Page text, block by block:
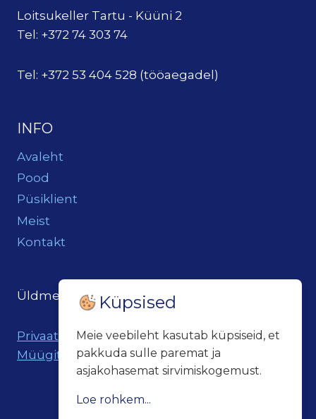
Loitsukeller Tartu - Küüni 2
Tel: +372 74 303 74
Tel: +372 53 404 528 (tööaegadel)
INFO
Avaleht
Pood
Püsiklient
Meist
Kontakt
Üldmeil: loits@loitsukeller.ee
Privaatsuspoliitika
Müügitingimused
Küpsised
Meie veebileht kasutab küpsiseid, et
pakkuda sulle paremat ja
asjakohasemat sirvimiskogemust.
Loe rohkem...